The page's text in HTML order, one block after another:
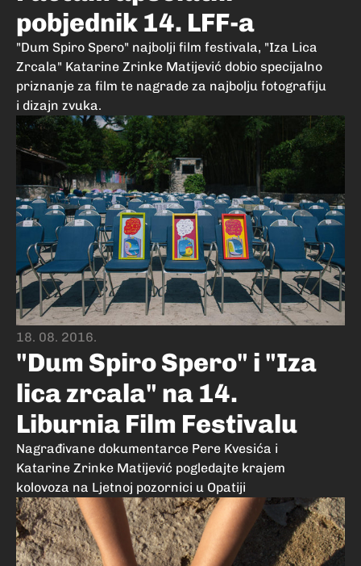
pobjednik 14. LFF-a
"Dum Spiro Spero" najbolji film festivala, "Iza Lica
Zrcala" Katarine Zrinke Matijević dobio specijalno
priznanje za film te nagrade za najbolju fotografiju
i dizajn zvuka.
18. 08. 2016.
"Dum Spiro Spero" i "Iza
lica zrcala" na 14.
Liburnia Film Festivalu
Nagrađivane dokumentarce Pere Kvesića i
Katarine Zrinke Matijević pogledajte krajem
kolovoza na Ljetnoj pozornici u Opatiji